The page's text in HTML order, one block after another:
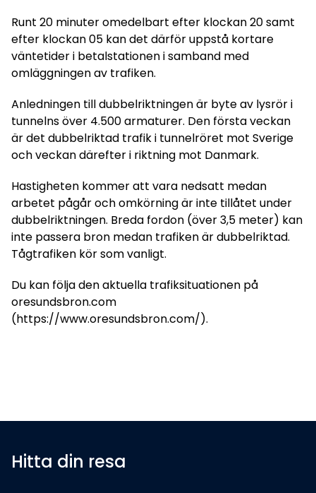
Runt 20 minuter omedelbart efter klockan 20 samt
efter klockan 05 kan det därför uppstå kortare
väntetider i betalstationen i samband med
omläggningen av trafiken.
Anledningen till dubbelriktningen är byte av lysrör i
tunnelns över 4.500 armaturer. Den första veckan
är det dubbelriktad trafik i tunnelröret mot Sverige
och veckan därefter i riktning mot Danmark.
Hastigheten kommer att vara nedsatt medan
arbetet pågår och omkörning är inte tillåtet under
dubbelriktningen. Breda fordon (över 3,5 meter) kan
inte passera bron medan trafiken är dubbelriktad.
Tågtrafiken kör som vanligt.
Du kan följa den aktuella trafiksituationen på
oresundsbron.com
(https://www.oresundsbron.com/).
Hitta din resa